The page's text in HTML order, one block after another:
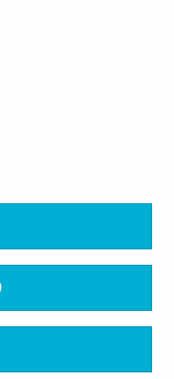
warten
in
& Conditions